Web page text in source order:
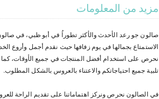
مزيد من المعلومات
صالون جو رعد الأحدث والأكثر تطوراُ في أبو ظبي، في
الاستمتاع بجمالها في يوم زفافها حيث نقدم أجمل وأروع
نحرص على استخدام أفضل المنتجات في جميع الأوقات، كما
تلبية جميع احتياجاتكم والاعتناء بالعروس بالشكل المطلوب.
في الصالون نحرص ونركز اهتماماتنا على تقديم الراحة